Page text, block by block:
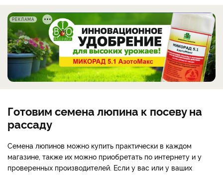
РЕКЛАМА
Готовим семена люпина к посеву на
рассаду
Семена люпинов можно купить практически в каждом
магазине, также их можно приобретать по интернету и у
проверенных производителей. Если у вас или у ваших